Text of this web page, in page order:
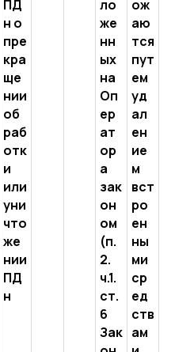
ПД
н о
пре
кра
ще
нии
об
раб
отк
и
или
уни
что
же
нии
ПД
н
ло
же
нн
ых
на
Оп
ер
ат
ор
а
зак
он
ом
(п.
2.
ч.1.
ст.
6
Зак
ож
аю
тся
пут
ем
уд
ал
ен
ие
м
вст
ро
ен
ны
ми
ср
ед
ств
ам